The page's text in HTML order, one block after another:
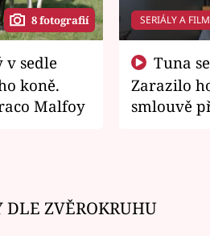
8 fotografií
koně.
Malfoy
SERIÁLY A
Zarazilo
smlouvě
DLE ZVĚROKRUHU